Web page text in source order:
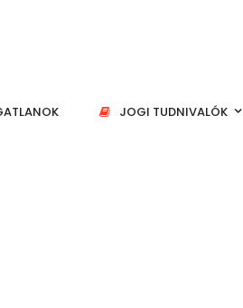
JOGI TUDNIVALÓK